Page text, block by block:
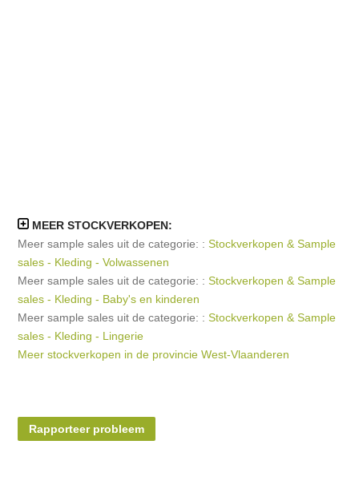
MEER STOCKVERKOPEN:
Meer sample sales uit de categorie: :Stockverkopen & Sample
sales - Kleding - Volwassenen
Meer sample sales uit de categorie: :Stockverkopen & Sample
sales - Kleding - Baby's en kinderen
Meer sample sales uit de categorie: :Stockverkopen & Sample
sales - Kleding - Lingerie
Meer stockverkopen in de provincie West-Vlaanderen
Rapporteer probleem